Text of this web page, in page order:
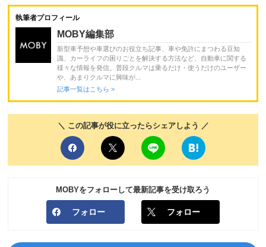
執筆者プロフィール
MOBY編集部
新型車予想や車選びのお役立ち記事、車や免許にまつわる豆知
識、カーライフの困りごとを解決する方法など、自動車に関する
様々な情報を発信。普段クルマは乗るだけ・使うだけのユーザー
や、あまりクルマに興味が...
記事一覧はこちら >
＼ この記事が役に立ったらシェアしよう ／
MOBYをフォローして最新記事を受け取ろう
フォロー フォロー